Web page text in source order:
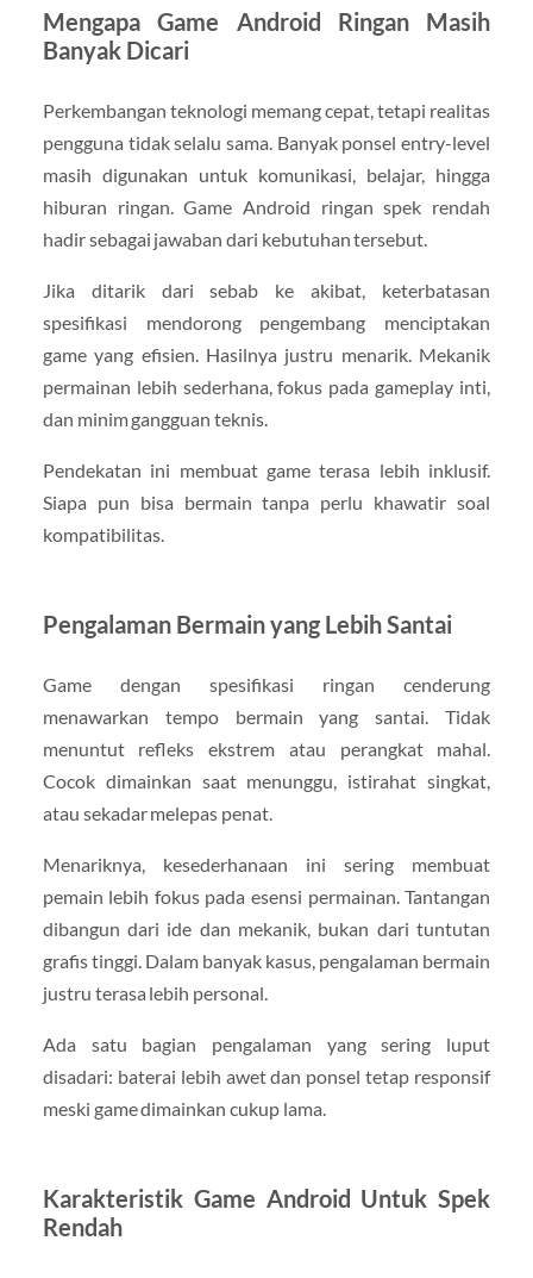
Mengapa Game Android Ringan Masih
Banyak Dicari
Perkembangan teknologi memang cepat, tetapi realitas
pengguna tidak selalu sama. Banyak ponsel entry-level
masih digunakan untuk komunikasi, belajar, hingga
hiburan ringan. Game Android ringan spek rendah
hadir sebagai jawaban dari kebutuhan tersebut.
Jika ditarik dari sebab ke akibat, keterbatasan
spesifikasi mendorong pengembang menciptakan
game yang efisien. Hasilnya justru menarik. Mekanik
permainan lebih sederhana, fokus pada gameplay inti,
dan minim gangguan teknis.
Pendekatan ini membuat game terasa lebih inklusif.
Siapa pun bisa bermain tanpa perlu khawatir soal
kompatibilitas.
Pengalaman Bermain yang Lebih Santai
Game dengan spesifikasi ringan cenderung
menawarkan tempo bermain yang santai. Tidak
menuntut refleks ekstrem atau perangkat mahal.
Cocok dimainkan saat menunggu, istirahat singkat,
atau sekadar melepas penat.
Menariknya, kesederhanaan ini sering membuat
pemain lebih fokus pada esensi permainan. Tantangan
dibangun dari ide dan mekanik, bukan dari tuntutan
grafis tinggi. Dalam banyak kasus, pengalaman bermain
justru terasa lebih personal.
Ada satu bagian pengalaman yang sering luput
disadari: baterai lebih awet dan ponsel tetap responsif
meski game dimainkan cukup lama.
Karakteristik Game Android Untuk Spek
Rendah